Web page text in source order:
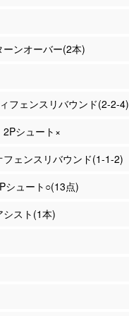
ンオーバー(2本)
フェンスリバウンド(2-2-4)
シュート×
フェンスリバウンド(1-1-2)
シュート○(13点)
スト(1本)